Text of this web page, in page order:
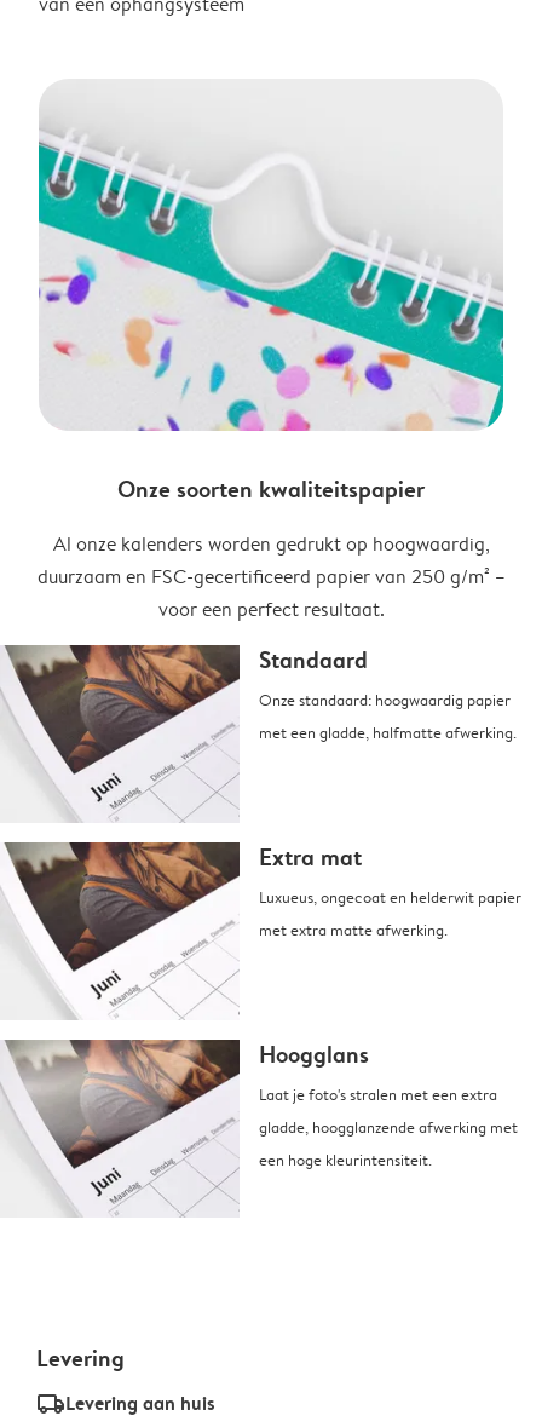
Onze soorten kwaliteitspapier
Al onze kalenders worden gedrukt op hoogwaardig,
duurzaam en FSC-gecertificeerd papier van 250 g/m² –
voor een perfect resultaat.
Standaard
Onze standaard: hoogwaardig papier
met een gladde, halfmatte afwerking.
Extra mat
Luxueus, ongecoat en helderwit papier
met extra matte afwerking.
Hoogglans
Laat je foto's stralen met een extra
gladde, hoogglanzende afwerking met
een hoge kleurintensiteit.
Levering
delivery_standard_v2Levering aan huis